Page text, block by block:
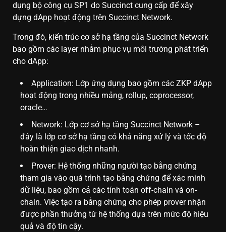
dụng bộ công cụ SP1 do Succinct cung cấp để xây
dựng dApp hoạt động trên Succinct Network.
Trong đó, kiến trúc cơ sở hạ tầng của Succinct Network
bao gồm các layer nhằm phục vụ môi trường phát triển
cho dApp:
Application: Lớp ứng dụng bao gồm các ZKP dApp
hoạt động trong nhiều mảng, rollup, coprocessor,
oracle…
Network: Lớp cơ sở hạ tầng Succinct Network –
đây là lớp cơ sở hạ tầng có khả năng xử lý và tốc độ
hoàn thiện giao dịch nhanh.
Prover: Hệ thống những người tạo bằng chứng
tham gia vào quá trình tạo bằng chứng để xác minh
dữ liệu, bao gồm cả các tính toán off-chain và on-
chain. Việc tạo ra bằng chứng cho phép prover nhận
được phần thưởng từ hệ thống dựa trên mức độ hiệu
quả và độ tin cậy.